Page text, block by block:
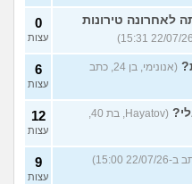
לאחרונה טירונות
0
עצות
(אנונימי, בן 24, כתב
6
עצות
(Hayatov, בת 40,
12
עצות
9
עצות